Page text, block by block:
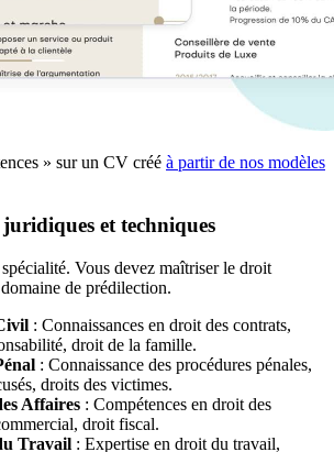
» sur un CV créé à partir de nos modèles
juridiques et techniques
Vous devez maîtriser le droit
de prédilection.
: Connaissances en droit des contrats,
droit de la famille.
: Connaissance des procédures pénales,
droits des victimes.
Affaires : Compétences en droit des
droit fiscal.
Travail : Expertise en droit du travail,